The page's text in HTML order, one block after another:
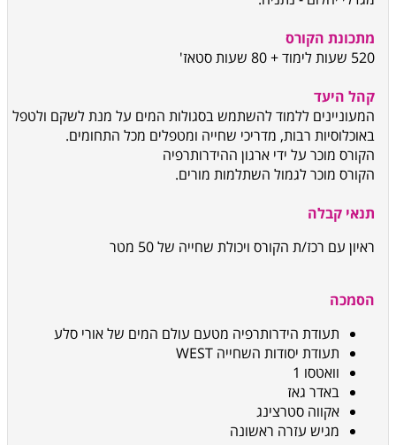
מתכונת הקורס
520 שעות לימוד + 80 שעות סטאז'
קהל היעד
המעוניינים ללמוד להשתמש בסגולות המים על מנת לשקם ולטפל
באוכלוסיות רבות, מדריכי שחייה ומטפלים מכל התחומים.
הקורס מוכר על ידי ארגון ההידרותרפיה
הקורס מוכר לגמול השתלמות מורים.
תנאי קבלה
ראיון עם רכז/ת הקורס ויכולת שחייה של 50 מטר
הסמכה
תעודת הידרותרפיה מטעם עולם המים של אורי סלע
תעודת יסודות השחייה WEST
וואטסו 1
באדר גאז
אקווה סטרצינג
מגיש עזרה ראשונה